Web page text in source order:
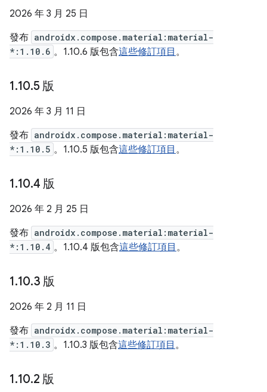
2026 年 3 月 25 日
發布 androidx.compose.material:material-
*:1.10.6 。1.10.6 版包含這些修訂項目 。
1.10.5 版
2026 年 3 月 11 日
發布 androidx.compose.material:material-
*:1.10.5 。1.10.5 版包含這些修訂項目 。
1.10.4 版
2026 年 2 月 25 日
發布 androidx.compose.material:material-
*:1.10.4 。1.10.4 版包含這些修訂項目 。
1.10.3 版
2026 年 2 月 11 日
發布 androidx.compose.material:material-
*:1.10.3 。1.10.3 版包含這些修訂項目 。
1.10.2 版